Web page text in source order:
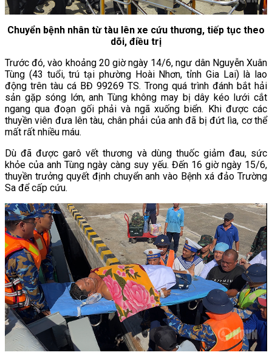
Chuyển bệnh nhân từ tàu lên xe cứu thương, tiếp tục theo
dõi, điều trị
Trước đó, vào khoảng 20 giờ ngày 14/6, ngư dân Nguyễn Xuân
Tùng (43 tuổi, trú tại phường Hoài Nhơn, tỉnh Gia Lai) là lao
động trên tàu cá BĐ 99269 TS. Trong quá trình đánh bắt hải
sản gặp sóng lớn, anh Tùng không may bị dây kéo lưới cắt
ngang qua đoạn gối phải và ngã xuống biển. Khi được các
thuyền viên đưa lên tàu, chân phải của anh đã bị đứt lìa, cơ thể
mất rất nhiều máu.
Dù đã được garô vết thương và dùng thuốc giảm đau, sức
khỏe của anh Tùng ngày càng suy yếu. Đến 16 giờ ngày 15/6,
thuyền trưởng quyết định chuyển anh vào Bệnh xá đảo Trường
Sa để cấp cứu.